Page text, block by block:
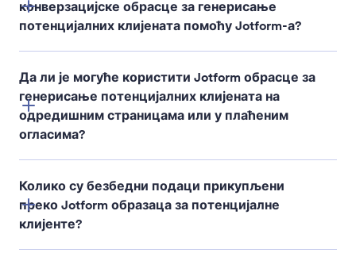
конверзацијске обрасце за генерисање
потенцијалних клијената помоћу Jotform-а?
Да ли је могуће користити Jotform обрасце за
генерисање потенцијалних клијената на
одредишним страницама или у плаћеним
огласима?
Колико су безбедни подаци прикупљени
преко Jotform образаца за потенцијалне
клијенте?